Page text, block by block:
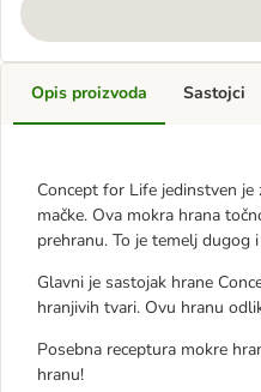
Opis proizvoda
Concept for Life jedinstven
mačke. Ova mokra hrana
prehranu. To je temelj dugog
Glavni je sastojak hrane
hranjivih tvari. Ovu hranu
Posebna receptura mokre
hranu!
Sastojci